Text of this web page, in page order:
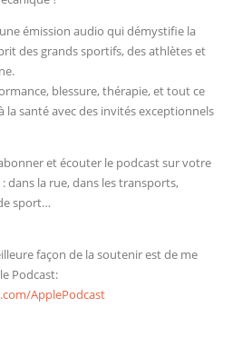
émission audio qui démystifie la
des grands sportifs, des athlètes et
blessure, thérapie, et tout ce
santé avec des invités exceptionnels
et écouter le podcast sur votre
dans la rue, dans les transports,
sport…
façon de la soutenir est de me
Podcast:
ApplePodcast